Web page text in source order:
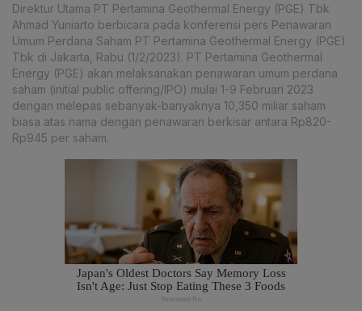
Direktur Utama PT Pertamina Geothermal Energy (PGE) Tbk
Ahmad Yuniarto berbicara pada konferensi pers Penawaran
Umum Perdana Saham PT Pertamina Geothermal Energy (PGE)
Tbk di Jakarta, Rabu (1/2/2023). PT Pertamina Geothermal
Energy (PGE) akan melaksanakan penawaran umum perdana
saham (initial public offering/IPO) mulai 1-9 Februari 2023
dengan melepas sebanyak-banyaknya 10,350 miliar saham
biasa atas nama dengan penawaran berkisar antara Rp820-
Rp945 per saham.